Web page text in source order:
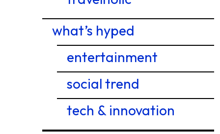
what’s hyped
entertainment
social trend
tech & innovation